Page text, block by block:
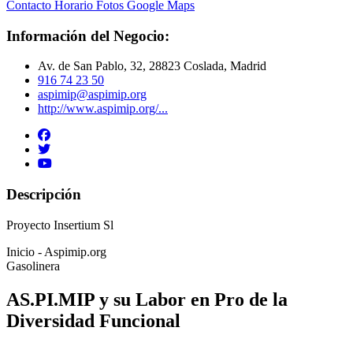
Contacto Horario Fotos Google Maps
Información del Negocio:
Av. de San Pablo, 32, 28823 Coslada, Madrid
916 74 23 50
aspimip@aspimip.org
http://www.aspimip.org/...
Descripción
Proyecto Insertium Sl
Inicio - Aspimip.org
Gasolinera
AS.PI.MIP y su Labor en Pro de la
Diversidad Funcional